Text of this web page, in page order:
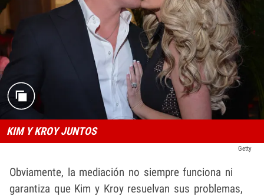
KIM Y KROY JUNTOS
Getty
Obviamente, la mediación no siempre funciona ni
garantiza que Kim y Kroy resuelvan sus problemas,